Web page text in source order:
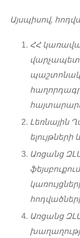
Այսպիսով,
ՀՀ
վարչապետ
Լեռնային
Առցանց
Առցանց